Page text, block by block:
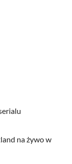
na żywo w